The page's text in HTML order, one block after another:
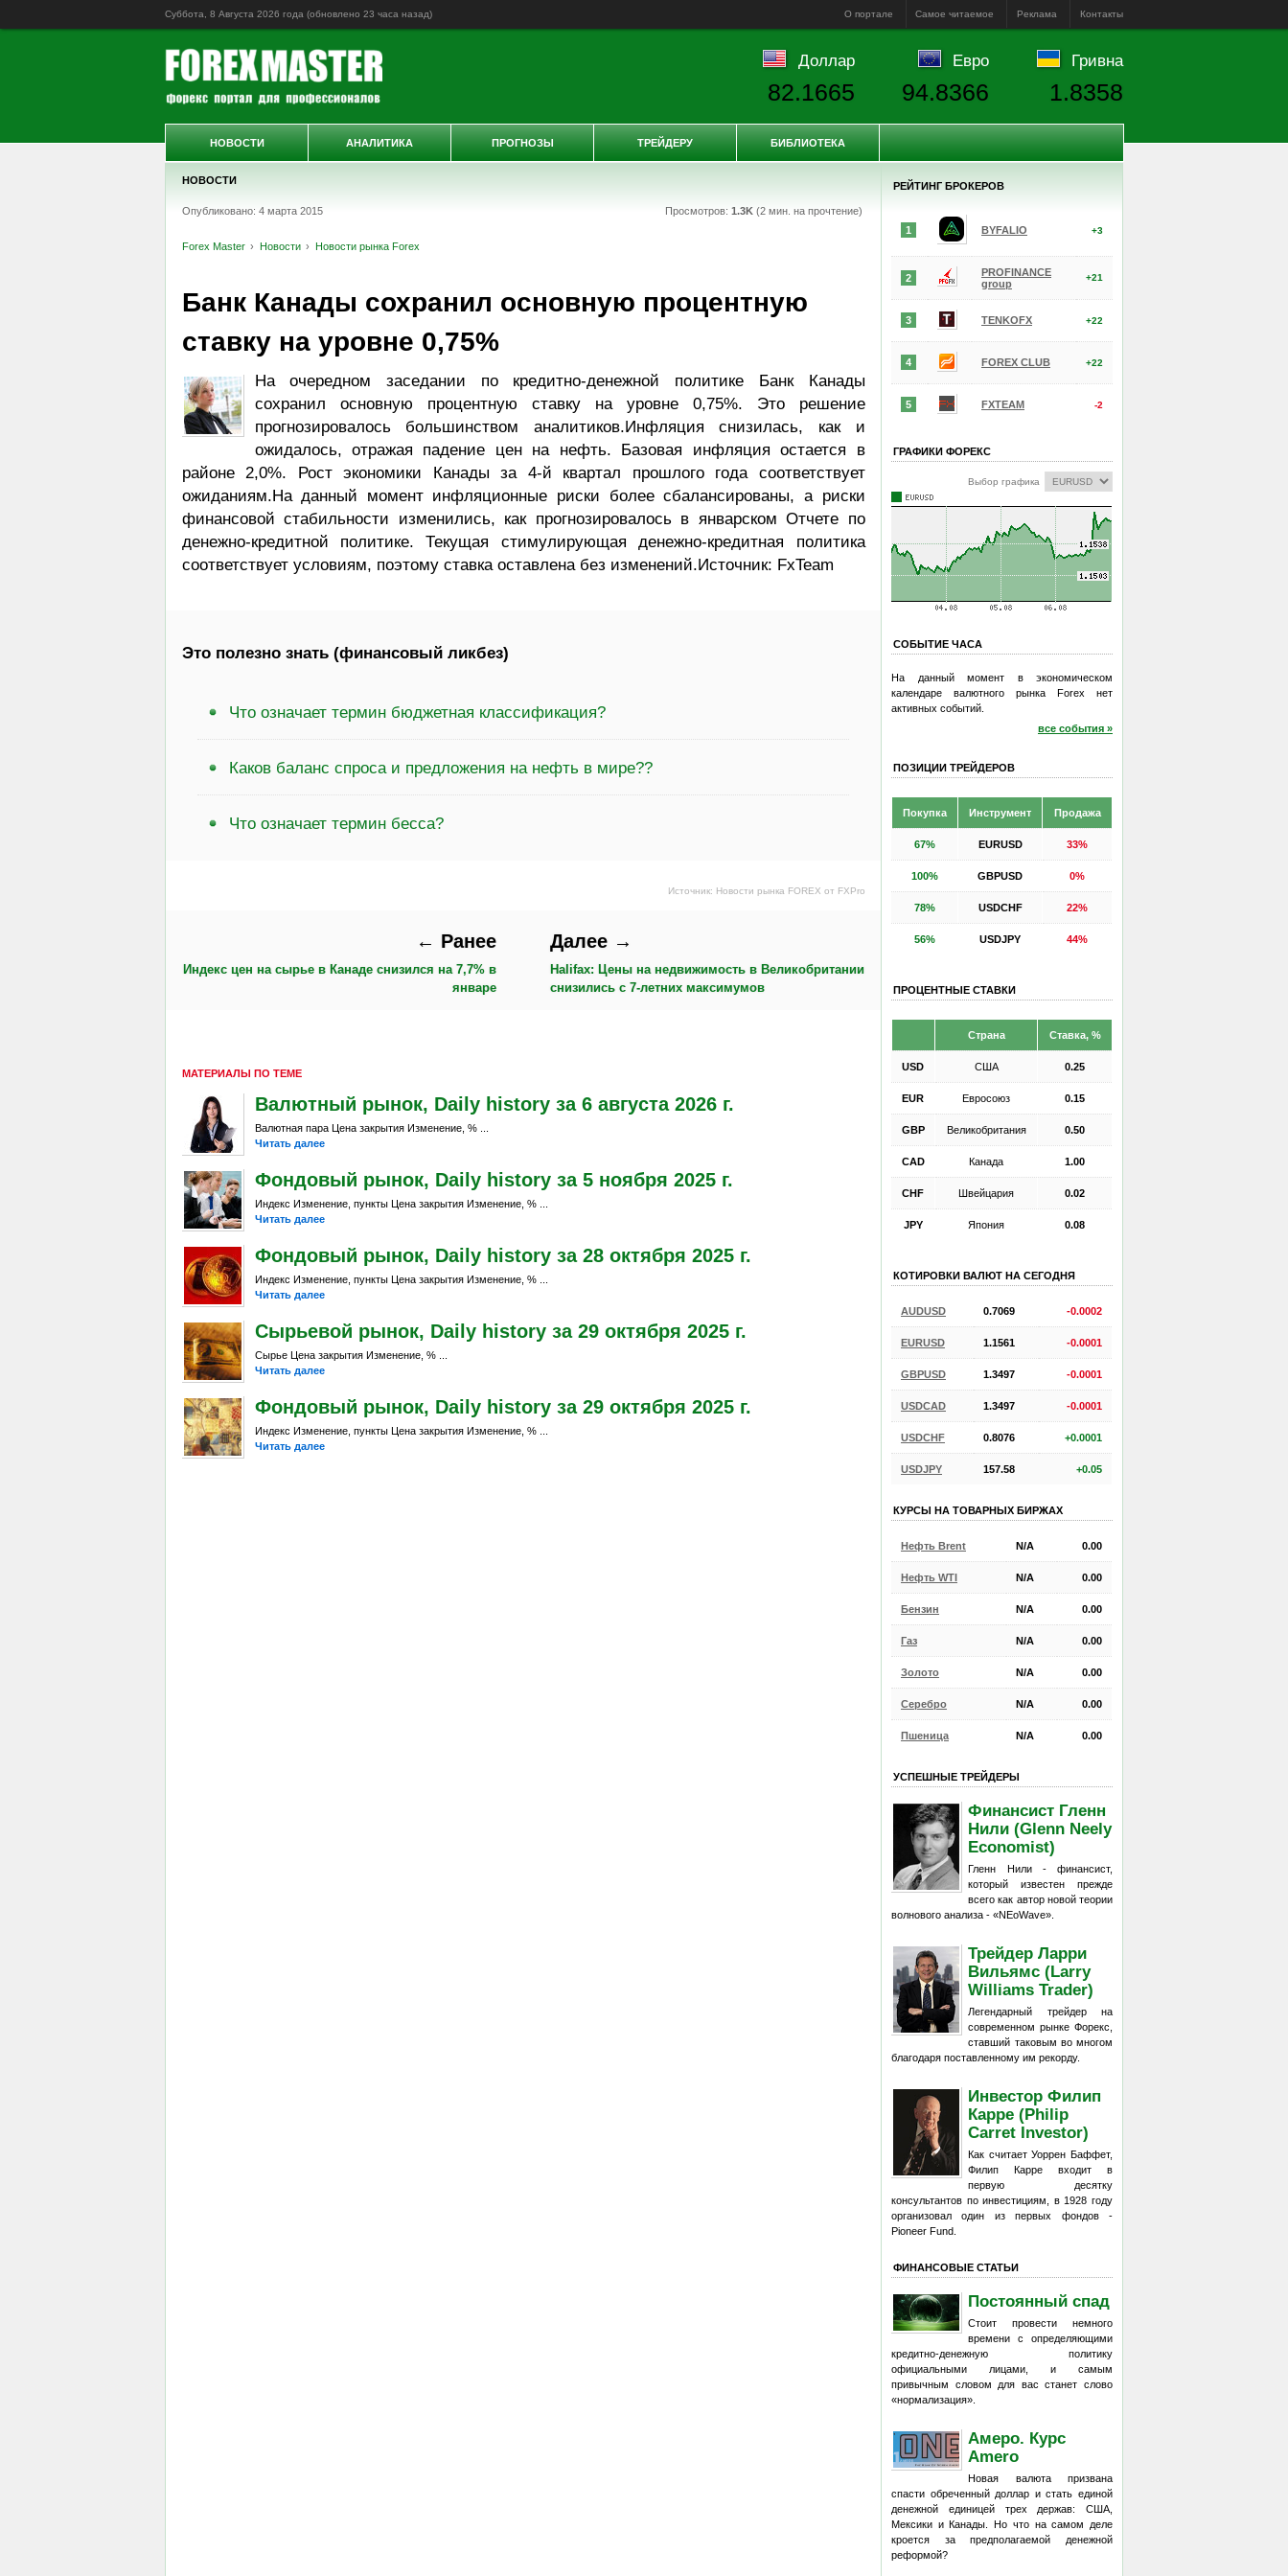
Суббота, 8 Августа 2026 года (обновлено 23 часа назад) О портале Самое читаемое Реклама Контакты
НОВОСТИ
Опубликовано: 4 марта 2015 Просмотров: 1.3K(2 мин. на прочтение)
Forex Master Новости Новости рынка Forex
Банк Канады сохранил основную процентную
ставку на уровне 0,75%
На очередном заседании по кредитно-денежной политике Банк Канады
сохранил основную процентную ставку на уровне 0,75%. Это решение
прогнозировалось большинством аналитиков.Инфляция снизилась, как и
ожидалось, отражая падение цен на нефть. Базовая инфляция остается в
районе 2,0%. Рост экономики Канады за 4-й квартал прошлого года соответствует
ожиданиям.На данный момент инфляционные риски более сбалансированы, а риски
финансовой стабильности изменились, как прогнозировалось в январском Отчете по
денежно-кредитной политике. Текущая стимулирующая денежно-кредитная политика
соответствует условиям, поэтому ставка оставлена без изменений.Источник: FxTeam
Это полезно знать (финансовый ликбез)
Что означает термин бюджетная классификация?
Каков баланс спроса и предложения на нефть в мире??
Что означает термин бесса?
Источник: Новости рынка FOREX от FXPro
← Ранее
Индекс цен на сырье в Канаде снизился на 7,7% в
январе
Далее →
Halifax: Цены на недвижимость в Великобритании
снизились с 7-летних максимумов
МАТЕРИАЛЫ ПО ТЕМЕ
Валютный рынок, Daily history за 6 августа 2026 г.
Валютная пара Цена закрытия Изменение, % ...
Читать далее
Фондовый рынок, Daily history за 5 ноября 2025 г.
Индекс Изменение, пункты Цена закрытия Изменение, % ...
Читать далее
Фондовый рынок, Daily history за 28 октября 2025 г.
Индекс Изменение, пункты Цена закрытия Изменение, % ...
Читать далее
Сырьевой рынок, Daily history за 29 октября 2025 г.
Сырье Цена закрытия Изменение, % ...
Читать далее
Фондовый рынок, Daily history за 29 октября 2025 г.
Индекс Изменение, пункты Цена закрытия Изменение, % ...
Читать далее
РЕЙТИНГ БРОКЕРОВ
1 BYFALIO +3
2
PROFINANCE
group
+21
3 TENKOFX +22
4 FOREX CLUB +22
5 FXTEAM -2
ГРАФИКИ ФОРЕКС
Выбор графика
СОБЫТИЕ ЧАСА
На данный момент в экономическом
календаре валютного рынка Forex нет
активных событий.
все события »
ПОЗИЦИИ ТРЕЙДЕРОВ
Покупка Инструмент Продажа
67% EURUSD 33%
100% GBPUSD 0%
78% USDCHF 22%
56% USDJPY 44%
ПРОЦЕНТНЫЕ СТАВКИ
Страна Ставка, %
USD США 0.25
EUR Евросоюз 0.15
GBP Великобритания 0.50
CAD Канада 1.00
CHF Швейцария 0.02
JPY Япония 0.08
КОТИРОВКИ ВАЛЮТ НА СЕГОДНЯ
AUDUSD 0.7069 -0.0002
EURUSD 1.1561 -0.0001
GBPUSD 1.3497 -0.0001
USDCAD 1.3497 -0.0001
USDCHF 0.8076 +0.0001
USDJPY 157.58 +0.05
КУРСЫ НА ТОВАРНЫХ БИРЖАХ
Нефть Brent N/A 0.00
Нефть WTI N/A 0.00
Бензин N/A 0.00
Газ N/A 0.00
Золото N/A 0.00
Серебро N/A 0.00
Пшеница N/A 0.00
УСПЕШНЫЕ ТРЕЙДЕРЫ
Финансист Гленн
Нили (Glenn Neely
Economist)
Гленн Нили - финансист,
который известен прежде
всего как автор новой теории
волнового анализа - «NEoWave».
Трейдер Ларри
Вильямс (Larry
Williams Trader)
Легендарный трейдер на
современном рынке Форекс,
ставший таковым во многом
благодаря поставленному им рекорду.
Инвестор Филип
Карре (Philip
Carret Investor)
Как считает Уоррен Баффет,
Филип Карре входит в
первую десятку
консультантов по инвестициям, в 1928 году
организовал один из первых фондов -
Pioneer Fund.
ФИНАНСОВЫЕ СТАТЬИ
Постоянный спад
Стоит провести немного
времени с определяющими
кредитно-денежную политику
официальными лицами, и самым
привычным словом для вас станет слово
«нормализация».
Амеро. Курс
Amero
Новая валюта призвана
спасти обреченный доллар и стать единой
денежной единицей трех держав: США,
Мексики и Канады. Но что на самом деле
кроется за предполагаемой денежной
реформой?
Доллар
82.1665
Евро
94.8366
Гривна
1.8358
НОВОСТИ АНАЛИТИКА ПРОГНОЗЫ ТРЕЙДЕРУ БИБЛИОТЕКА